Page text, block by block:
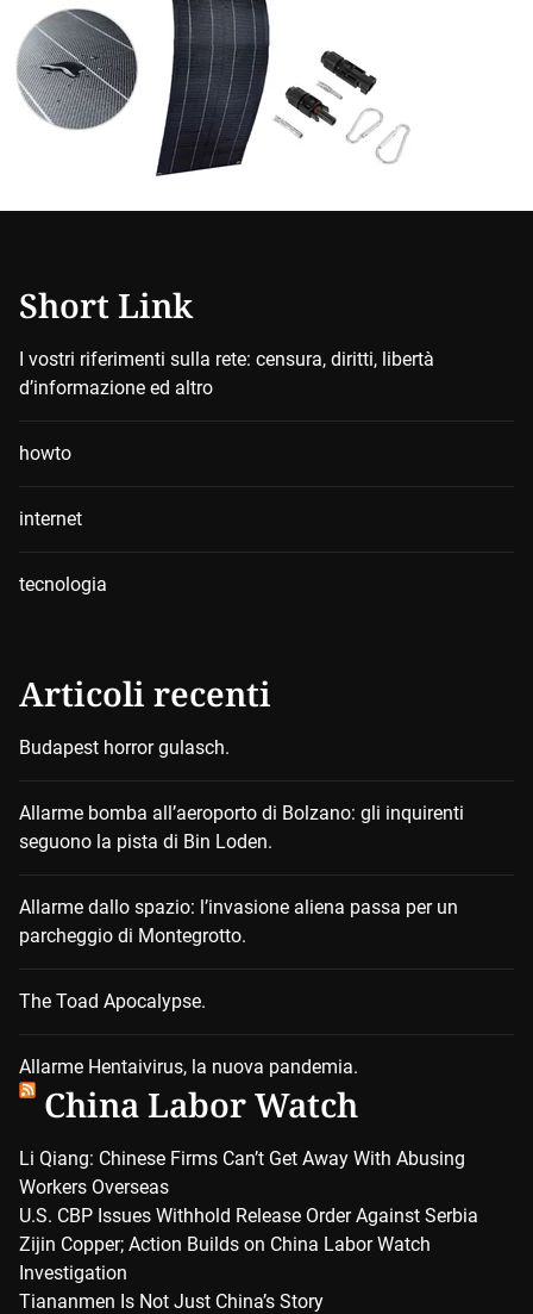
Short Link
I vostri riferimenti sulla rete: censura, diritti, libertà
d’informazione ed altro
howto
internet
tecnologia
Articoli recenti
Budapest horror gulasch.
Allarme bomba all’aeroporto di Bolzano: gli inquirenti
seguono la pista di Bin Loden.
Allarme dallo spazio: l’invasione aliena passa per un
parcheggio di Montegrotto.
The Toad Apocalypse.
Allarme Hentaivirus, la nuova pandemia.
China Labor Watch
Li Qiang: Chinese Firms Can’t Get Away With Abusing
Workers Overseas
U.S. CBP Issues Withhold Release Order Against Serbia
Zijin Copper; Action Builds on China Labor Watch
Investigation
Tiananmen Is Not Just China’s Story